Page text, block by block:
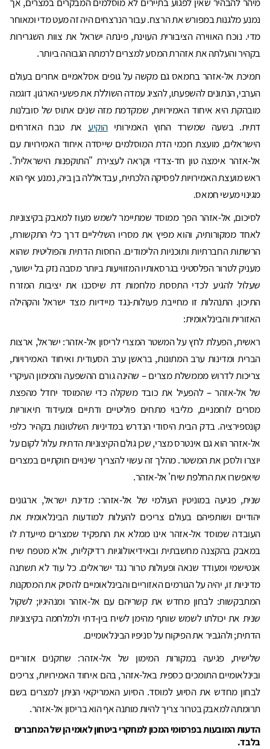
נמנע מלגנות במפורש את הרצח. עבור הנרצחים היה זה מעט מדי ומאוחר
מדי. נוכח האווירה הציבורית העוינת, פינתה ישראל את צוות השגרירות
בקהיר והעלתה את אזהרת המסע למצרים לרמתה הגבוהה ביותר.
תמיכת אל-אזהר בחמאס גם מקשה על גופים אסלאמיים אחרים בעולם
הערבי, הנתונים להשפעתו, להציג עמדה השוללת את פשעי הארגון. דוגמה
מובהקת היא איחוד האמירויות, שמקדמת מזה שנים אתוס של סובלנות
דתית. בשעה שמשרד החוץ האמירותיהוקיע את טבח האזרחים
הישראלים, מועצת חכמי הדת המוסלמים שייסדה איחוד האמירויות עם
אל-אזהר אימצה טון חד-צדדי וקראה לעצירת "התוקפנות הישראלית".
ראש מועצת האמירויות לפסיקה הלכתית, עבדאללה בן ביה, נמנע אף הוא
מגינוי מעשי חמאס.
לסיכום, אל-אזהר הפך ממוסד שמתיימר לשמש מעוז למאבק בקיצוניות
לאחד ממקורותיה, והוא מפיץ את מסריו השליליים דרך כלי התקשורת,
הרשתות החברתיות ותוכניות הלימודים. החסות הדתית והפוליטית שהוא
מעניק לטרור הפלסטיני בגרסאותיו המזוויעות ביותר מסבה נזק בל ישוער,
שעלול להגיע לכדי התססת מלחמות דת שיסכנו את יציבות המזרח
התיכון. התנהלות זו מחייבת פעולות-נגד מיידיות מצד ישראל והקהילה
האזורית והבינלאומית:
ראשית, הפעלת לחץ על המשטר המצרי לריסון אל-אזהר: ישראל, ארצות
הברית ומדינות ערב המתונות, בראשן ערב הסעודית ואיחוד האמירויות,
צריכות לדרוש מממשלת מצרים – שהינה גורם ההשפעה והמימון העיקרי
של אל-אזהר – להפעיל את כובד משקלה כדי שהמוסד יחדל מהפצת
מסרים לוחמניים, מליבוי מתחים פוליטיים ודתיים ומעידוד תיאוריות
קונספירציה. בדק הבית היסודי הנדרש במדיניות השלטונות בקהיר כלפי
אל-אזהר הוא גם אינטרס מצרי, שכן גולם הקיצוניות הדתית עלול לקום על
יוצרו ולסכן את המשטר. מהלך זה עשוי להצריך שינויים חוקתיים במצרים
שיאפשרו את החלפת שיח' אל-אזהר.
שנית, פגיעה במוניטין העולמי של אל-אזהר: מדינת ישראל, ארגונים
יהודיים ושותפיהם בעולם צריכים להעלות למודעות הבינלאומית את
העובדה שמוסד אל-אזהר אינו ממלא את התפקיד שמצרים מייעדת לו
במאבק בהקצנה מחשבתית ובאידיאולוגיות רדיקליות, אלא מטפח שיח
אנטישמי ומעודד שנאה ופעולות טרור נגד ישראלים. כל עוד לא תשתנה
מדיניות זו, יהיה על הגורמים האזוריים והבינלאומיים להסיק את המסקנות
המתבקשות: לבחון מחדש את קשריהם עם אל-אזהר ומנהיגיו; לשקול
שנית את יכולתו לשמש שותף מהימן לשיח בין-דתי ולמלחמה בקיצוניות
הדתית; ולהגביר את הפיקוח על סניפיו הבינלאומיים.
שלישית, פגיעה במקורות המימון של אל-אזהר: שחקנים אזוריים
ובינלאומיים התומכים כספית באל-אזהר, בהם איחוד האמירויות, צריכים
לבחון מחדש את הסיוע למוסד. הסיוע האמריקאי הניתן למצרים בשם
תרומתה למאבק בטרור צריך להיות מותנה אף הוא בריסון אל-אזהר.
הדעות המובעות בפרסומי המכון למחקרי ביטחון לאומי הן של המחברים
בלבד.